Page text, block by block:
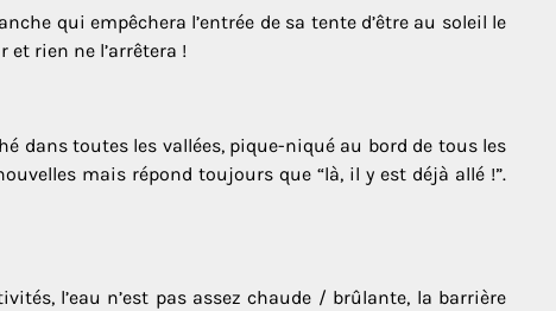
qui empêchera l’entrée de sa tente d’être au soleil le
rien ne l’arrêtera !
dans toutes les vallées, pique-niqué au bord de tous les
mais répond toujours que “là, il y est déjà allé !”.
l’eau n’est pas assez chaude / brûlante, la barrière